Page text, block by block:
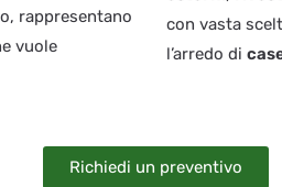
rappresentano
vuole
con vasta
l’arredo di
Richiedi un preventivo